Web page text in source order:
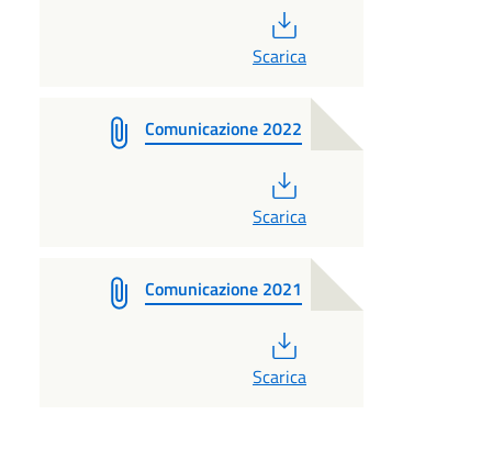
Scarica
Comunicazione 2022
Scarica
Comunicazione 2021
Scarica